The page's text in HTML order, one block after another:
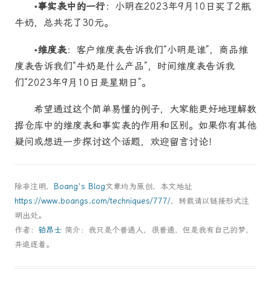
•事实表中的一行：小明在2023年9月10日买了2瓶
牛奶，总共花了30元。
•维度表：客户维度表告诉我们“小明是谁”，商品维
度表告诉我们“牛奶是什么产品”，时间维度表告诉我
们“2023年9月10日是星期日”。
希望通过这个简单易懂的例子，大家能更好地理解数
据仓库中的维度表和事实表的作用和区别。如果你有其他
疑问或想进一步探讨这个话题，欢迎留言讨论！
除非注明， Boang's Blog文章均为原创，本文地址
https://www.boangs.com/techniques/777/，转载请以链接形式注
明出处。
作者： 铂昂士 简介：我只是个普通人，很普通，但是我有自己的梦，
并追逐着。